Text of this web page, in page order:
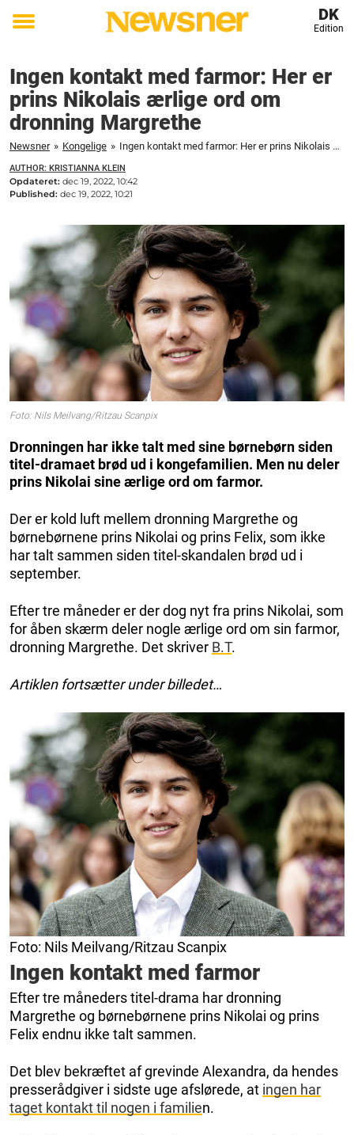
Toggle
DK
Edition
Ingen kontakt med farmor: Her er
prins Nikolais ærlige ord om
dronning Margrethe
Newsner » Kongelige » Ingen kontakt med farmor: Her er prins Nikolais ærlige ord om dronning Margrethe
AUTHOR: KRISTIANNA KLEIN
Opdateret: dec 19, 2022, 10:42
Published: dec 19, 2022, 10:21
Foto: Nils Meilvang/Ritzau Scanpix
Dronningen har ikke talt med sine børnebørn siden
titel-dramaet brød ud i kongefamilien. Men nu deler
prins Nikolai sine ærlige ord om farmor.
Der er kold luft mellem dronning Margrethe og
børnebørnene prins Nikolai og prins Felix, som ikke
har talt sammen siden titel-skandalen brød ud i
september.
Efter tre måneder er der dog nyt fra prins Nikolai, som
for åben skærm deler nogle ærlige ord om sin farmor,
dronning Margrethe. Det skriver B.T.
Artiklen fortsætter under billedet…
Foto: Nils Meilvang/Ritzau Scanpix
Ingen kontakt med farmor
Efter tre måneders titel-drama har dronning
Margrethe og børnebørnene prins Nikolai og prins
Felix endnu ikke talt sammen.
Det blev bekræftet af grevinde Alexandra, da hendes
presserådgiver i sidste uge afslørede, at ingen har
taget kontakt til nogen i familien.